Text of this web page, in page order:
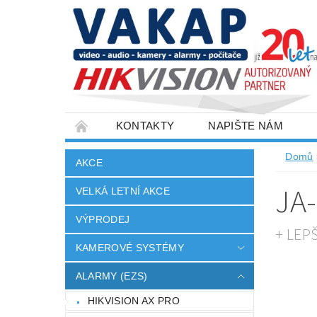
KONTAKTY NAPIŠTE NÁM
SLOVNÍK POJMŮ VELKOOBCHOD
AKCE
VELKÁ LETNÍ AKCE
VÝPRODEJ
KAMEROVÉ SYSTÉMY
ALARMY (EZS)
HIKVISION AX PRO
Domů
+